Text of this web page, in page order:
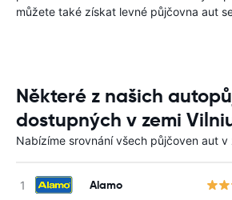
můžete také získat levné půjčovna aut
Některé z našich
dostupných v zemi
Nabízíme srovnání všech půjčoven aut v
Alamo